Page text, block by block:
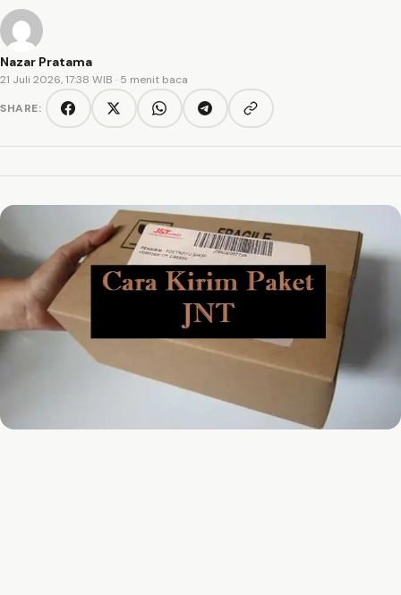
Nazar Pratama
21 Juli 2026, 17:38 WIB · 5 menit baca
SHARE:
FacebookTwitter/XWhatsAppTelegramCopy link